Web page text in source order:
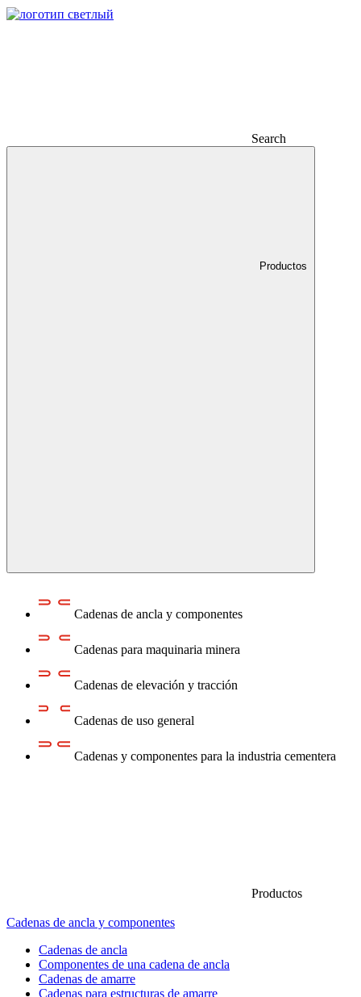
Search
Productos
Cadenas de ancla y componentes
Cadenas para maquinaria minera
Cadenas de elevación y tracción
Cadenas de uso general
Cadenas y componentes para la industria cementera
Productos
Cadenas de ancla y componentes
Cadenas de ancla
Componentes de una cadena de ancla
Cadenas de amarre
Cadenas para estructuras de amarre